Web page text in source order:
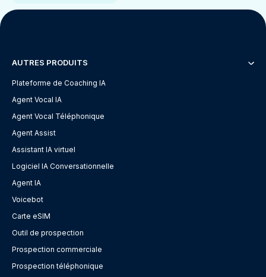
AUTRES PRODUITS
Plateforme de Coaching IA
Agent Vocal IA
Agent Vocal Téléphonique
Agent Assist
Assistant IA virtuel
Logiciel IA Conversationnelle
Agent IA
Voicebot
Carte eSIM
Outil de prospection
Prospection commerciale
Prospection téléphonique